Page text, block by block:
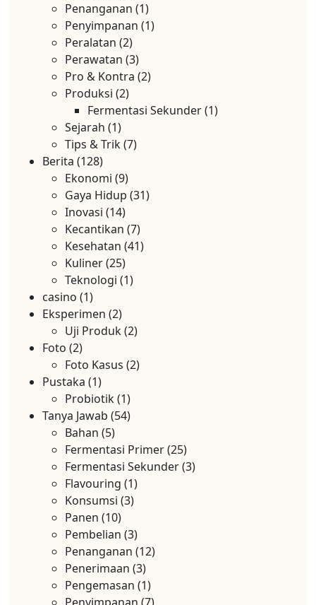
Penanganan (1)
Penyimpanan (1)
Peralatan (2)
Perawatan (3)
Pro & Kontra (2)
Produksi (2)
Fermentasi Sekunder(1)
Sejarah (1)
Tips & Trik(7)
Berita (128)
Ekonomi (9)
Gaya Hidup (31)
Inovasi (14)
Kecantikan (7)
Kesehatan (41)
Kuliner(25)
Teknologi (1)
casino (1)
Eksperimen (2)
Uji Produk(2)
Foto (2)
Foto Kasus (2)
Pustaka (1)
Probiotik(1)
Tanya Jawab (54)
Bahan (5)
Fermentasi Primer(25)
Fermentasi Sekunder(3)
Flavouring (1)
Konsumsi (3)
Panen (10)
Pembelian (3)
Penanganan (12)
Penerimaan (3)
Pengemasan (1)